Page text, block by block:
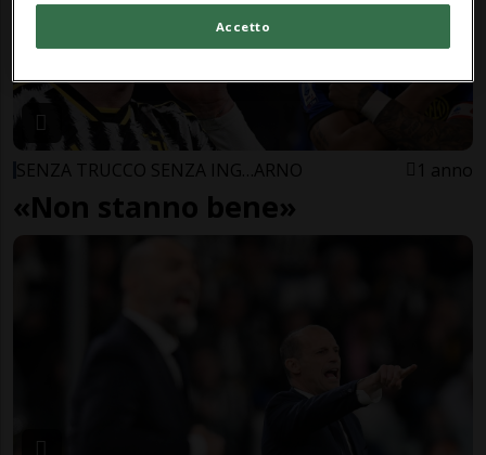
SENZA TRUCCO SENZA ING…ARNO 1 anno
«Non stanno bene»
Accetto